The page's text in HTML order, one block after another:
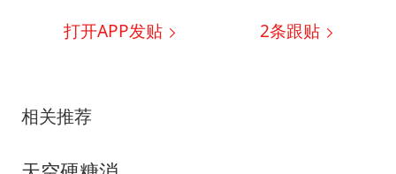
打开APP发贴 2条跟贴
相关推荐